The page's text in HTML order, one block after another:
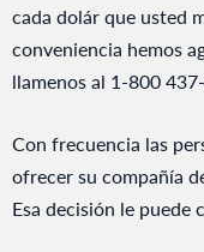
cada dolár que usted
conveniencia hemos
llamenos al 1-800
Con frecuencia las
ofrecer su compañía
Esa decisión le puede